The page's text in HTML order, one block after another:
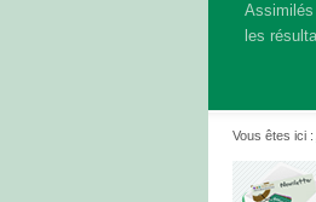
Assimilés
les
Vous êtes ici :